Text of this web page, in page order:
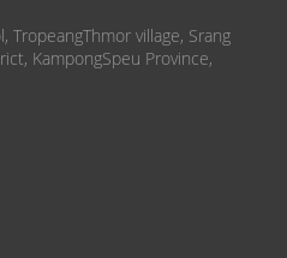
TropeangThmor village, Srang
KampongSpeu Province,